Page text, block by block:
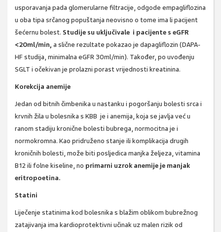
usporavanja pada glomerularne filtracije, odgode empagliflozina
u oba tipa srčanog popuštanja neovisno o tome ima li pacijent
šećernu bolest. Studije su uključivale i pacijente s eGFR
<20ml/min, a slične rezultate pokazao je dapagliflozin (DAPA-
HF studija, minimalna eGFR 30ml/min). Također, po uvođenju
SGLT i očekivan je prolazni porast vrijednosti kreatinina.
Korekcija anemije
Jedan od bitnih čimbenika u nastanku i pogoršanju bolesti srca i
krvnih žila u bolesnika s KBB je i anemija, koja se javlja već u
ranom stadiju kronične bolesti bubrega, normocitna je i
normokromna. Kao pridruženo stanje ili komplikacija drugih
kroničnih bolesti, može biti posljedica manjka željeza, vitamina
B12 ili folne kiseline, no primarni uzrok anemije je manjak
eritropoetina.
Statini
Liječenje statinima kod bolesnika s blažim oblikom bubrežnog
zatajivanja ima kardioprotektivni učinak uz malen rizik od